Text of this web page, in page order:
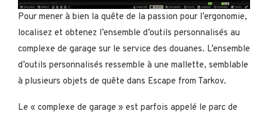
Pour mener à bien la quête de la passion pour l’ergonomie,
localisez et obtenez l’ensemble d’outils personnalisés au
complexe de garage sur le service des douanes. L’ensemble
d’outils personnalisés ressemble à une mallette, semblable
à plusieurs objets de quête dans Escape from Tarkov.
Le « complexe de garage » est parfois appelé le parc de